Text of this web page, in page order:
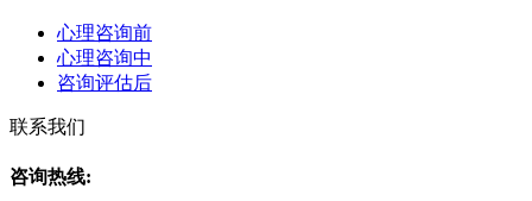
心理咨询前
心理咨询中
咨询评估后
联系我们
咨询热线: